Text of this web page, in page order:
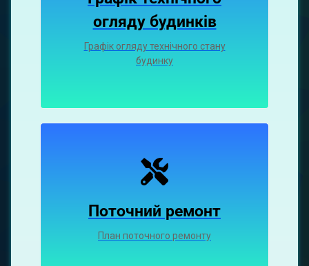
огляду будинків
Графік огляду технічного стану
будинку
Поточний ремонт
План поточного ремонту